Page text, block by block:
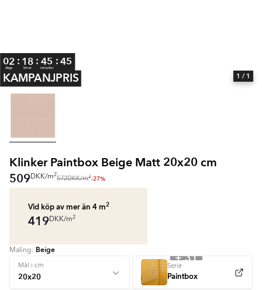
02
dage
: 18
timer
: 45
minutter
:44
KAMPANJPRIS 1 / 1
Klinker Paintbox Beige Matt 20x20 cm
509DKK/m2
572DKK/m2-27%
Vid köp av mer än 4 m2
419DKK/m2
Maling: Beige
+ 31
Mål i cm Serie
Paintbox